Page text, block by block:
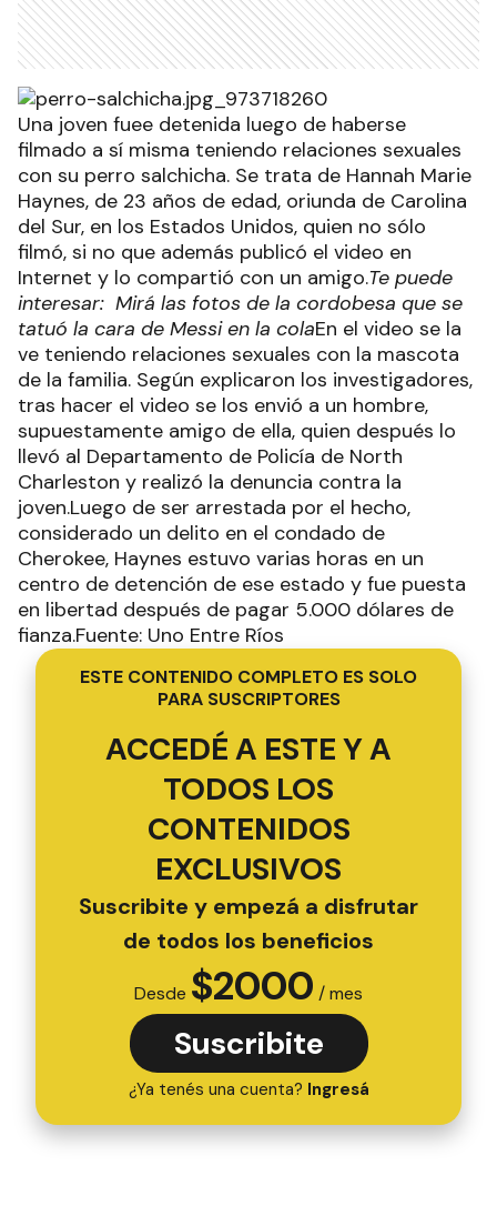
Una joven fuee detenida luego de haberse
filmado a sí misma teniendo relaciones sexuales
con su perro salchicha. Se trata de Hannah Marie
Haynes, de 23 años de edad, oriunda de Carolina
del Sur, en los Estados Unidos, quien no sólo
filmó, si no que además publicó el video en
Internet y lo compartió con un amigo.Te puede
interesar: Mirá las fotos de la cordobesa que se
tatuó la cara de Messi en la colaEn el video se la
ve teniendo relaciones sexuales con la mascota
de la familia. Según explicaron los investigadores,
tras hacer el video se los envió a un hombre,
supuestamente amigo de ella, quien después lo
llevó al Departamento de Policía de North
Charleston y realizó la denuncia contra la
joven.Luego de ser arrestada por el hecho,
considerado un delito en el condado de
Cherokee, Haynes estuvo varias horas en un
centro de detención de ese estado y fue puesta
en libertad después de pagar 5.000 dólares de
fianza.Fuente: Uno Entre Ríos
ESTE CONTENIDO COMPLETO ES SOLO
PARA SUSCRIPTORES
ACCEDÉ A ESTE Y A
TODOS LOS
CONTENIDOS
EXCLUSIVOS
Suscribite y empezá a disfrutar
de todos los beneficios
Desde $2000 / mes
Suscribite
¿Ya tenés una cuenta? Ingresá